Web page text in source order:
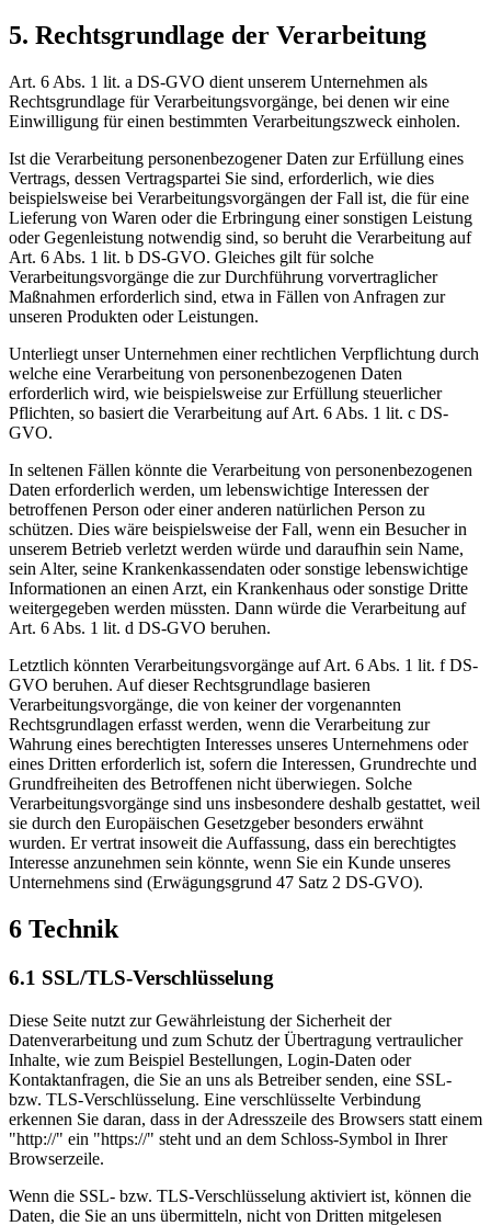
5. Rechtsgrundlage der Verarbeitung
Art. 6 Abs. 1 lit. a DS-GVO dient unserem Unternehmen als
Rechtsgrundlage für Verarbeitungsvorgänge, bei denen wir eine
Einwilligung für einen bestimmten Verarbeitungszweck einholen.
Ist die Verarbeitung personenbezogener Daten zur Erfüllung eines
Vertrags, dessen Vertragspartei Sie sind, erforderlich, wie dies
beispielsweise bei Verarbeitungsvorgängen der Fall ist, die für eine
Lieferung von Waren oder die Erbringung einer sonstigen Leistung
oder Gegenleistung notwendig sind, so beruht die Verarbeitung auf
Art. 6 Abs. 1 lit. b DS-GVO. Gleiches gilt für solche
Verarbeitungsvorgänge die zur Durchführung vorvertraglicher
Maßnahmen erforderlich sind, etwa in Fällen von Anfragen zur
unseren Produkten oder Leistungen.
Unterliegt unser Unternehmen einer rechtlichen Verpflichtung durch
welche eine Verarbeitung von personenbezogenen Daten
erforderlich wird, wie beispielsweise zur Erfüllung steuerlicher
Pflichten, so basiert die Verarbeitung auf Art. 6 Abs. 1 lit. c DS-
GVO.
In seltenen Fällen könnte die Verarbeitung von personenbezogenen
Daten erforderlich werden, um lebenswichtige Interessen der
betroffenen Person oder einer anderen natürlichen Person zu
schützen. Dies wäre beispielsweise der Fall, wenn ein Besucher in
unserem Betrieb verletzt werden würde und daraufhin sein Name,
sein Alter, seine Krankenkassendaten oder sonstige lebenswichtige
Informationen an einen Arzt, ein Krankenhaus oder sonstige Dritte
weitergegeben werden müssten. Dann würde die Verarbeitung auf
Art. 6 Abs. 1 lit. d DS-GVO beruhen.
Letztlich könnten Verarbeitungsvorgänge auf Art. 6 Abs. 1 lit. f DS-
GVO beruhen. Auf dieser Rechtsgrundlage basieren
Verarbeitungsvorgänge, die von keiner der vorgenannten
Rechtsgrundlagen erfasst werden, wenn die Verarbeitung zur
Wahrung eines berechtigten Interesses unseres Unternehmens oder
eines Dritten erforderlich ist, sofern die Interessen, Grundrechte und
Grundfreiheiten des Betroffenen nicht überwiegen. Solche
Verarbeitungsvorgänge sind uns insbesondere deshalb gestattet, weil
sie durch den Europäischen Gesetzgeber besonders erwähnt
wurden. Er vertrat insoweit die Auffassung, dass ein berechtigtes
Interesse anzunehmen sein könnte, wenn Sie ein Kunde unseres
Unternehmens sind (Erwägungsgrund 47 Satz 2 DS-GVO).
6 Technik
6.1 SSL/TLS-Verschlüsselung
Diese Seite nutzt zur Gewährleistung der Sicherheit der
Datenverarbeitung und zum Schutz der Übertragung vertraulicher
Inhalte, wie zum Beispiel Bestellungen, Login-Daten oder
Kontaktanfragen, die Sie an uns als Betreiber senden, eine SSL-
bzw. TLS-Verschlüsselung. Eine verschlüsselte Verbindung
erkennen Sie daran, dass in der Adresszeile des Browsers statt einem
"http://" ein "https://" steht und an dem Schloss-Symbol in Ihrer
Browserzeile.
Wenn die SSL- bzw. TLS-Verschlüsselung aktiviert ist, können die
Daten, die Sie an uns übermitteln, nicht von Dritten mitgelesen